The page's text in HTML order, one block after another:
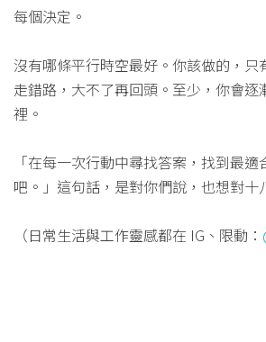
每個決定。
沒有哪條平行時空最好。你該做的，只
走錯路，大不了再回頭。至少，你會逐
裡。
「在每一次行動中尋找答案，找到最
吧。」這句話，是對你們說，也想對十
（日常生活與工作靈感都在 IG、限動：